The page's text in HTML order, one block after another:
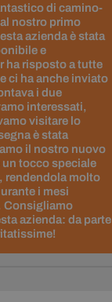
di camino-
nostro primo
azienda è stata
e
ha risposto a tutte
ci ha anche inviato
i due
interessati,
visitare lo
è stata
il nostro nuovo
tocco speciale
rendendola molto
i mesi
Consigliamo
azienda: da parte